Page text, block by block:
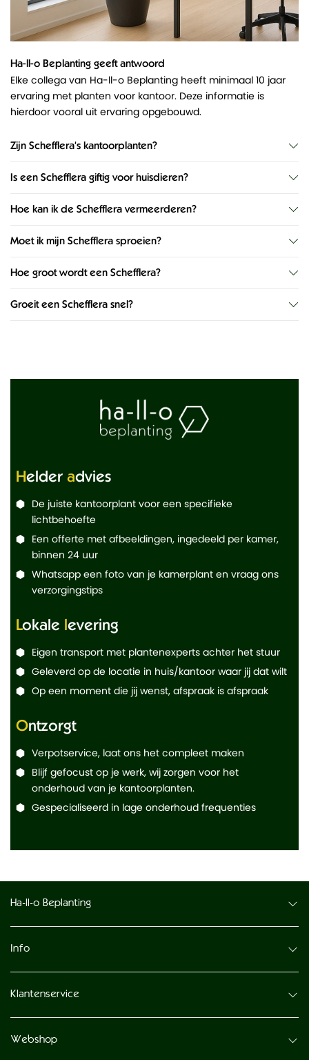
Ha-ll-o Beplanting geeft antwoord
Elke collega van Ha-ll-o Beplanting heeft minimaal 10 jaar
ervaring met planten voor kantoor. Deze informatie is
hierdoor vooral uit ervaring opgebouwd.
Zijn Schefflera's kantoorplanten?
Is een Schefflera giftig voor huisdieren?
Hoe kan ik de Schefflera vermeerderen?
Moet ik mijn Schefflera sproeien?
Hoe groot wordt een Schefflera?
Groeit een Schefflera snel?
Helder advies
De juiste kantoorplant voor een specifieke
lichtbehoefte
Een offerte met afbeeldingen, ingedeeld per kamer,
binnen 24 uur
Whatsapp een foto van je kamerplant en vraag ons
verzorgingstips
Lokale levering
Eigen transport met plantenexperts achter het stuur
Geleverd op de locatie in huis/kantoor waar jij dat wilt
Op een moment die jij wenst, afspraak is afspraak
Ontzorgt
Verpotservice, laat ons het compleet maken
Blijf gefocust op je werk, wij zorgen voor het
onderhoud van je kantoorplanten.
Gespecialiseerd in lage onderhoud frequenties
Ha-ll-o Beplanting
Info
Klantenservice
Webshop